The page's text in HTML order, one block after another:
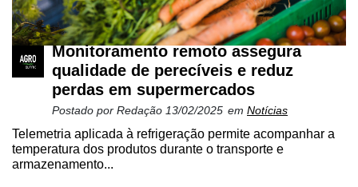
Monitoramento remoto assegura
qualidade de perecíveis e reduz
perdas em supermercados
Postado por Redação 13/02/2025 em Notícias
Telemetria aplicada à refrigeração permite acompanhar a
temperatura dos produtos durante o transporte e
armazenamento...